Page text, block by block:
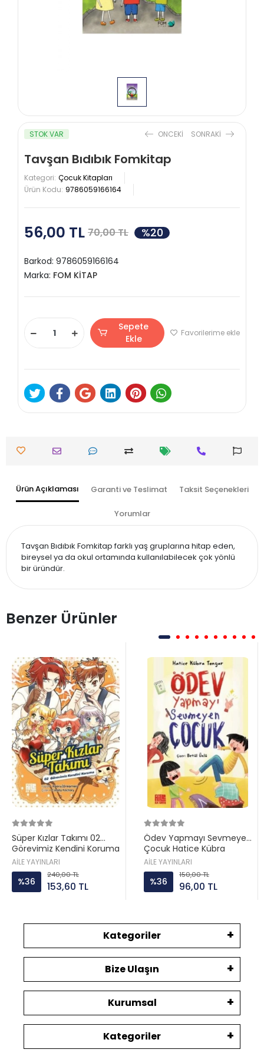
STOK VAR ONCEKI SONRAKI
Tavşan Bıdıbık Fomkitap
Kategori: Çocuk Kitapları
Ürün Kodu: 9786059166164
56,00 TL 70,00 TL %20
Barkod: 9786059166164
Marka: FOM KİTAP
Sepete
Ekle
Favorilerime ekle
Ürün Açıklaması Garanti ve Teslimat Taksit Seçenekleri
Yorumlar
Tavşan Bıdıbık Fomkitap farklı yaş gruplarına hitap eden,
bireysel ya da okul ortamında kullanılabilecek çok yönlü
bir üründür.
Benzer Ürünler
Süper Kızlar Takımı 02
Görevimiz Kendini Koruma
Aile ayın
AİLE YAYINLARI
%36
240,00 TL
153,60 TL
Ödev Yapmayı Sevmeyen
Çocuk Hatice Kübra
Tongar Aile yayın
AİLE YAYINLARI
%36
150,00 TL
96,00 TL
Kategoriler
Bize Ulaşın
Kurumsal
Kategoriler